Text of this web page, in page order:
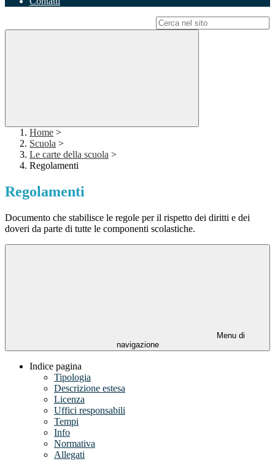
Home >
Scuola >
Le carte della scuola >
Regolamenti
Regolamenti
Documento che stabilisce le regole per il rispetto dei diritti e dei
doveri da parte di tutte le componenti scolastiche.
Menu di
navigazione
Indice pagina
Tipologia
Descrizione estesa
Licenza
Uffici responsabili
Tempi
Info
Normativa
Allegati